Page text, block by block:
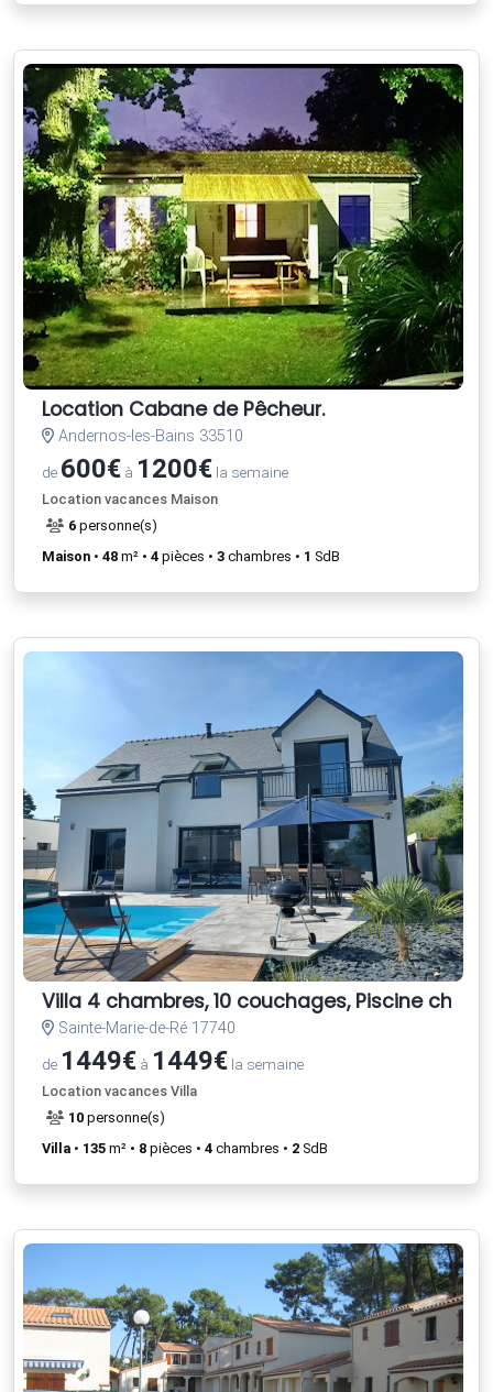
Location Cabane de Pêcheur.
Andernos-les-Bains 33510
de 600€ à 1200€ la semaine
Location vacances Maison
6 personne(s)
Maison • 48 m² • 4 pièces • 3 chambres • 1 SdB
Villa 4 chambres, 10 couchages, Piscine
Sainte-Marie-de-Ré 17740
de 1449€ à 1449€ la semaine
Location vacances Villa
10 personne(s)
Villa • 135 m² • 8 pièces • 4 chambres • 2 SdB